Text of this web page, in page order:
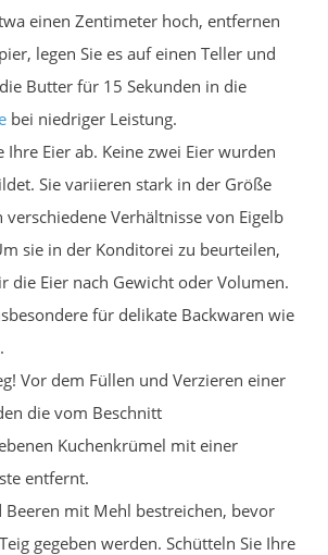
einen Zentimeter hoch, entfernen
legen Sie es auf einen Teller und
Butter für 15 Sekunden in die
bei niedriger Leistung.
Ihre Eier ab. Keine zwei Eier wurden
Sie variieren stark in der Größe
verschiedene Verhältnisse von Eigelb
sie in der Konditorei zu beurteilen,
die Eier nach Gewicht oder Volumen.
für delikate Backwaren wie
Vor dem Füllen und Verzieren einer
die vom Beschnitt
Kuchenkrümel mit einer
entfernt.
Beeren mit Mehl bestreichen, bevor
gegeben werden. Schütteln Sie Ihre